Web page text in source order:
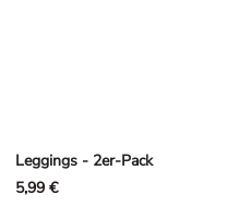
Leggings - 2er-Pack
5,99 €